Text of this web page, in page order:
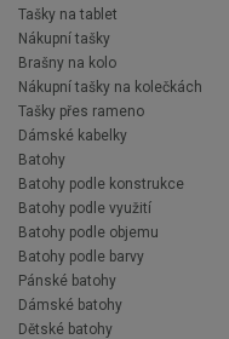
Tašky na tablet
Nákupní tašky
Brašny na kolo
Nákupní tašky na kolečkách
Tašky přes rameno
Dámské kabelky
Batohy
Batohy podle konstrukce
Batohy podle využití
Batohy podle objemu
Batohy podle barvy
Pánské batohy
Dámské batohy
Dětské batohy